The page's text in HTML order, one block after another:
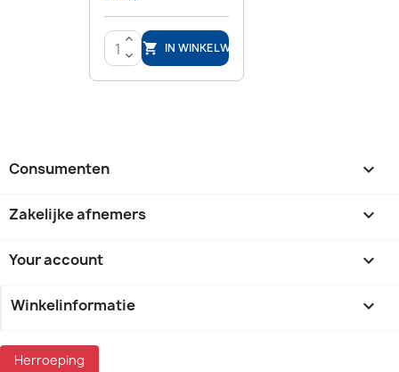
>
<
 IN WINKELWAGEN
Consumenten 
Zakelijke afnemers 
Your account 
Winkelinformatie keyboard_arrow_down
Herroeping